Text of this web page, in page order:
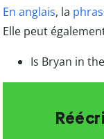
En anglais, la
Elle peut
Is Bryan in